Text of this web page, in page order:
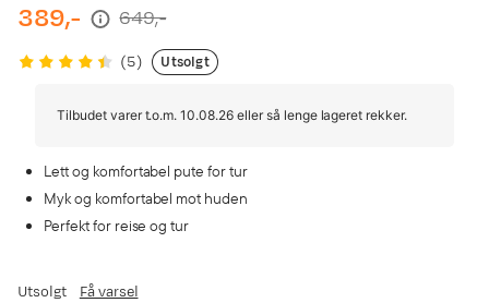
discounted
price
389,-
original
price
649,-
(5) Utsolgt
Tilbudet varer t.o.m. 10.08.26 eller så lenge lageret rekker.
Lett og komfortabel pute for tur
Myk og komfortabel mot huden
Perfekt for reise og tur
Utsolgt Få varsel